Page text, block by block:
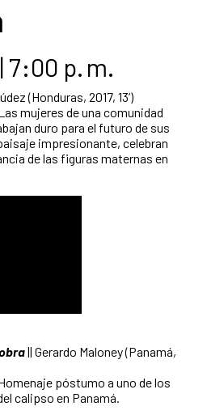
7:00 p. m.
(Honduras, 2017, 13’)
mujeres de una comunidad
duro para el futuro de sus
impresionante, celebran
de las figuras maternas en
|| Gerardo Maloney (Panamá,
póstumo a uno de los
calipso en Panamá.